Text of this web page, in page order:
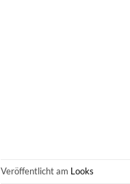
Veröffentlicht am Looks